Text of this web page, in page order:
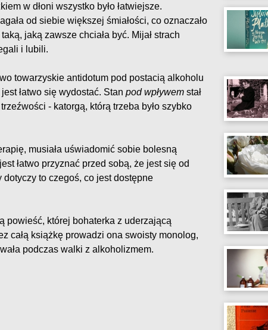
w dłoni wszystko było łatwiejsze.
od siebie większej śmiałości, co oznaczało
jaką zawsze chciała być. Mijał strach
i lubili.
towarzyskie antidotum pod postacią alkoholu
łatwo się wydostać. Stan pod wpływem stał
- katorgą, którą trzeba było szybko
musiała uświadomić sobie bolesną
łatwo przyznać przed sobą, że jest się od
to czegoś, co jest dostępne
powieść, której bohaterka z uderzającą
całą książkę prowadzi ona swoisty monolog,
podczas walki z alkoholizmem.